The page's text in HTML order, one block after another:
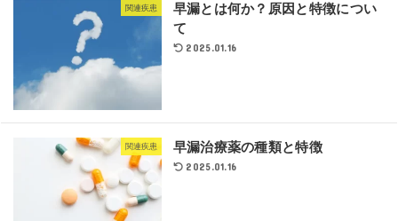
関連疾患
早漏とは何か？原因と特徴につい
て
2025.01.16
関連疾患 早漏治療薬の種類と特徴
2025.01.16